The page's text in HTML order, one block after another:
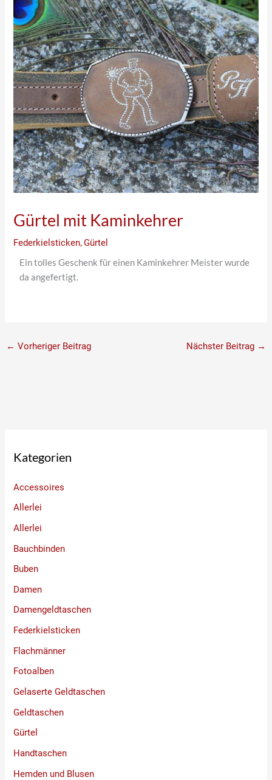
Gürtel mit Kaminkehrer
Federkielsticken,Gürtel
Ein tolles Geschenk für einen Kaminkehrer Meister wurde
da angefertigt.
← Vorheriger Beitrag Nächster Beitrag →
Kategorien
Accessoires
Allerlei
Allerlei
Bauchbinden
Buben
Damen
Damengeldtaschen
Federkielsticken
Flachmänner
Fotoalben
Gelaserte Geldtaschen
Geldtaschen
Gürtel
Handtaschen
Hemden und Blusen